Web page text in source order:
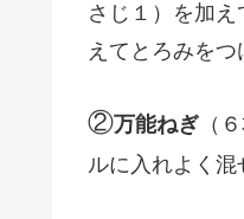
さじ１）を加
えてとろみを
②万能ねぎ （
ルに入れよく混